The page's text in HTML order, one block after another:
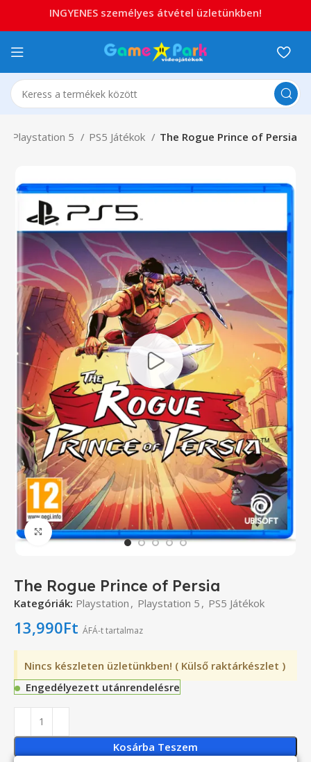
Playstation 5 PS5 Játékok The Rogue Prince of Persia
Click to enlarge
The Rogue Prince of Persia
Kategóriák: Playstation , Playstation 5 , PS5 Játékok
13,990Ft ÁFÁ-t tartalmaz
Nincs készleten üzletünkben! ( Külső raktárkészlet )
Engedélyezett utánrendelésre
Kosárba Teszem
INGYENES személyes átvétel üzletünkben!